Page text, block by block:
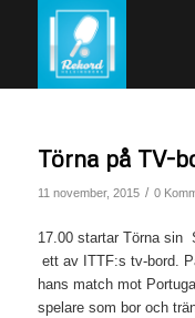
Törna på TV-
11 november, 2015 / 0
17.00 startar Törna sin
ett av ITTF:s tv-bord.
hans match mot
spelare som bor och